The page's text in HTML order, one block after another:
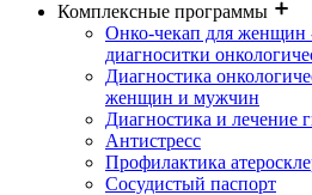
Комплексные программы
Онко-чекап для женщин
диагноситки
Диагностика
женщин и мужчин
Диагностика и лечение
Антистресс
Профилактика
Сосудистый паспорт